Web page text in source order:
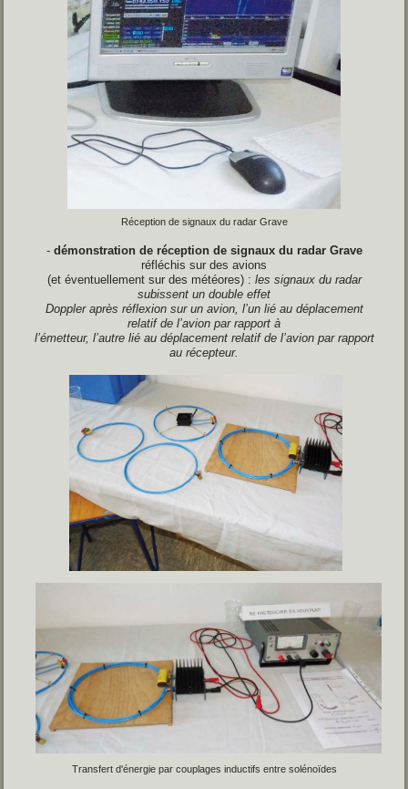
Réception de signaux du radar Grave
- démonstration de réception de signaux du radar Grave
réfléchis sur des avions
(et éventuellement sur des météores) : les signaux du radar
subissent un double effet
Doppler après réflexion sur un avion, l’un lié au déplacement
relatif de l’avion par rapport à
l’émetteur, l’autre lié au déplacement relatif de l’avion par rapport
au récepteur.
Transfert d'énergie par couplages inductifs entre solénoïdes